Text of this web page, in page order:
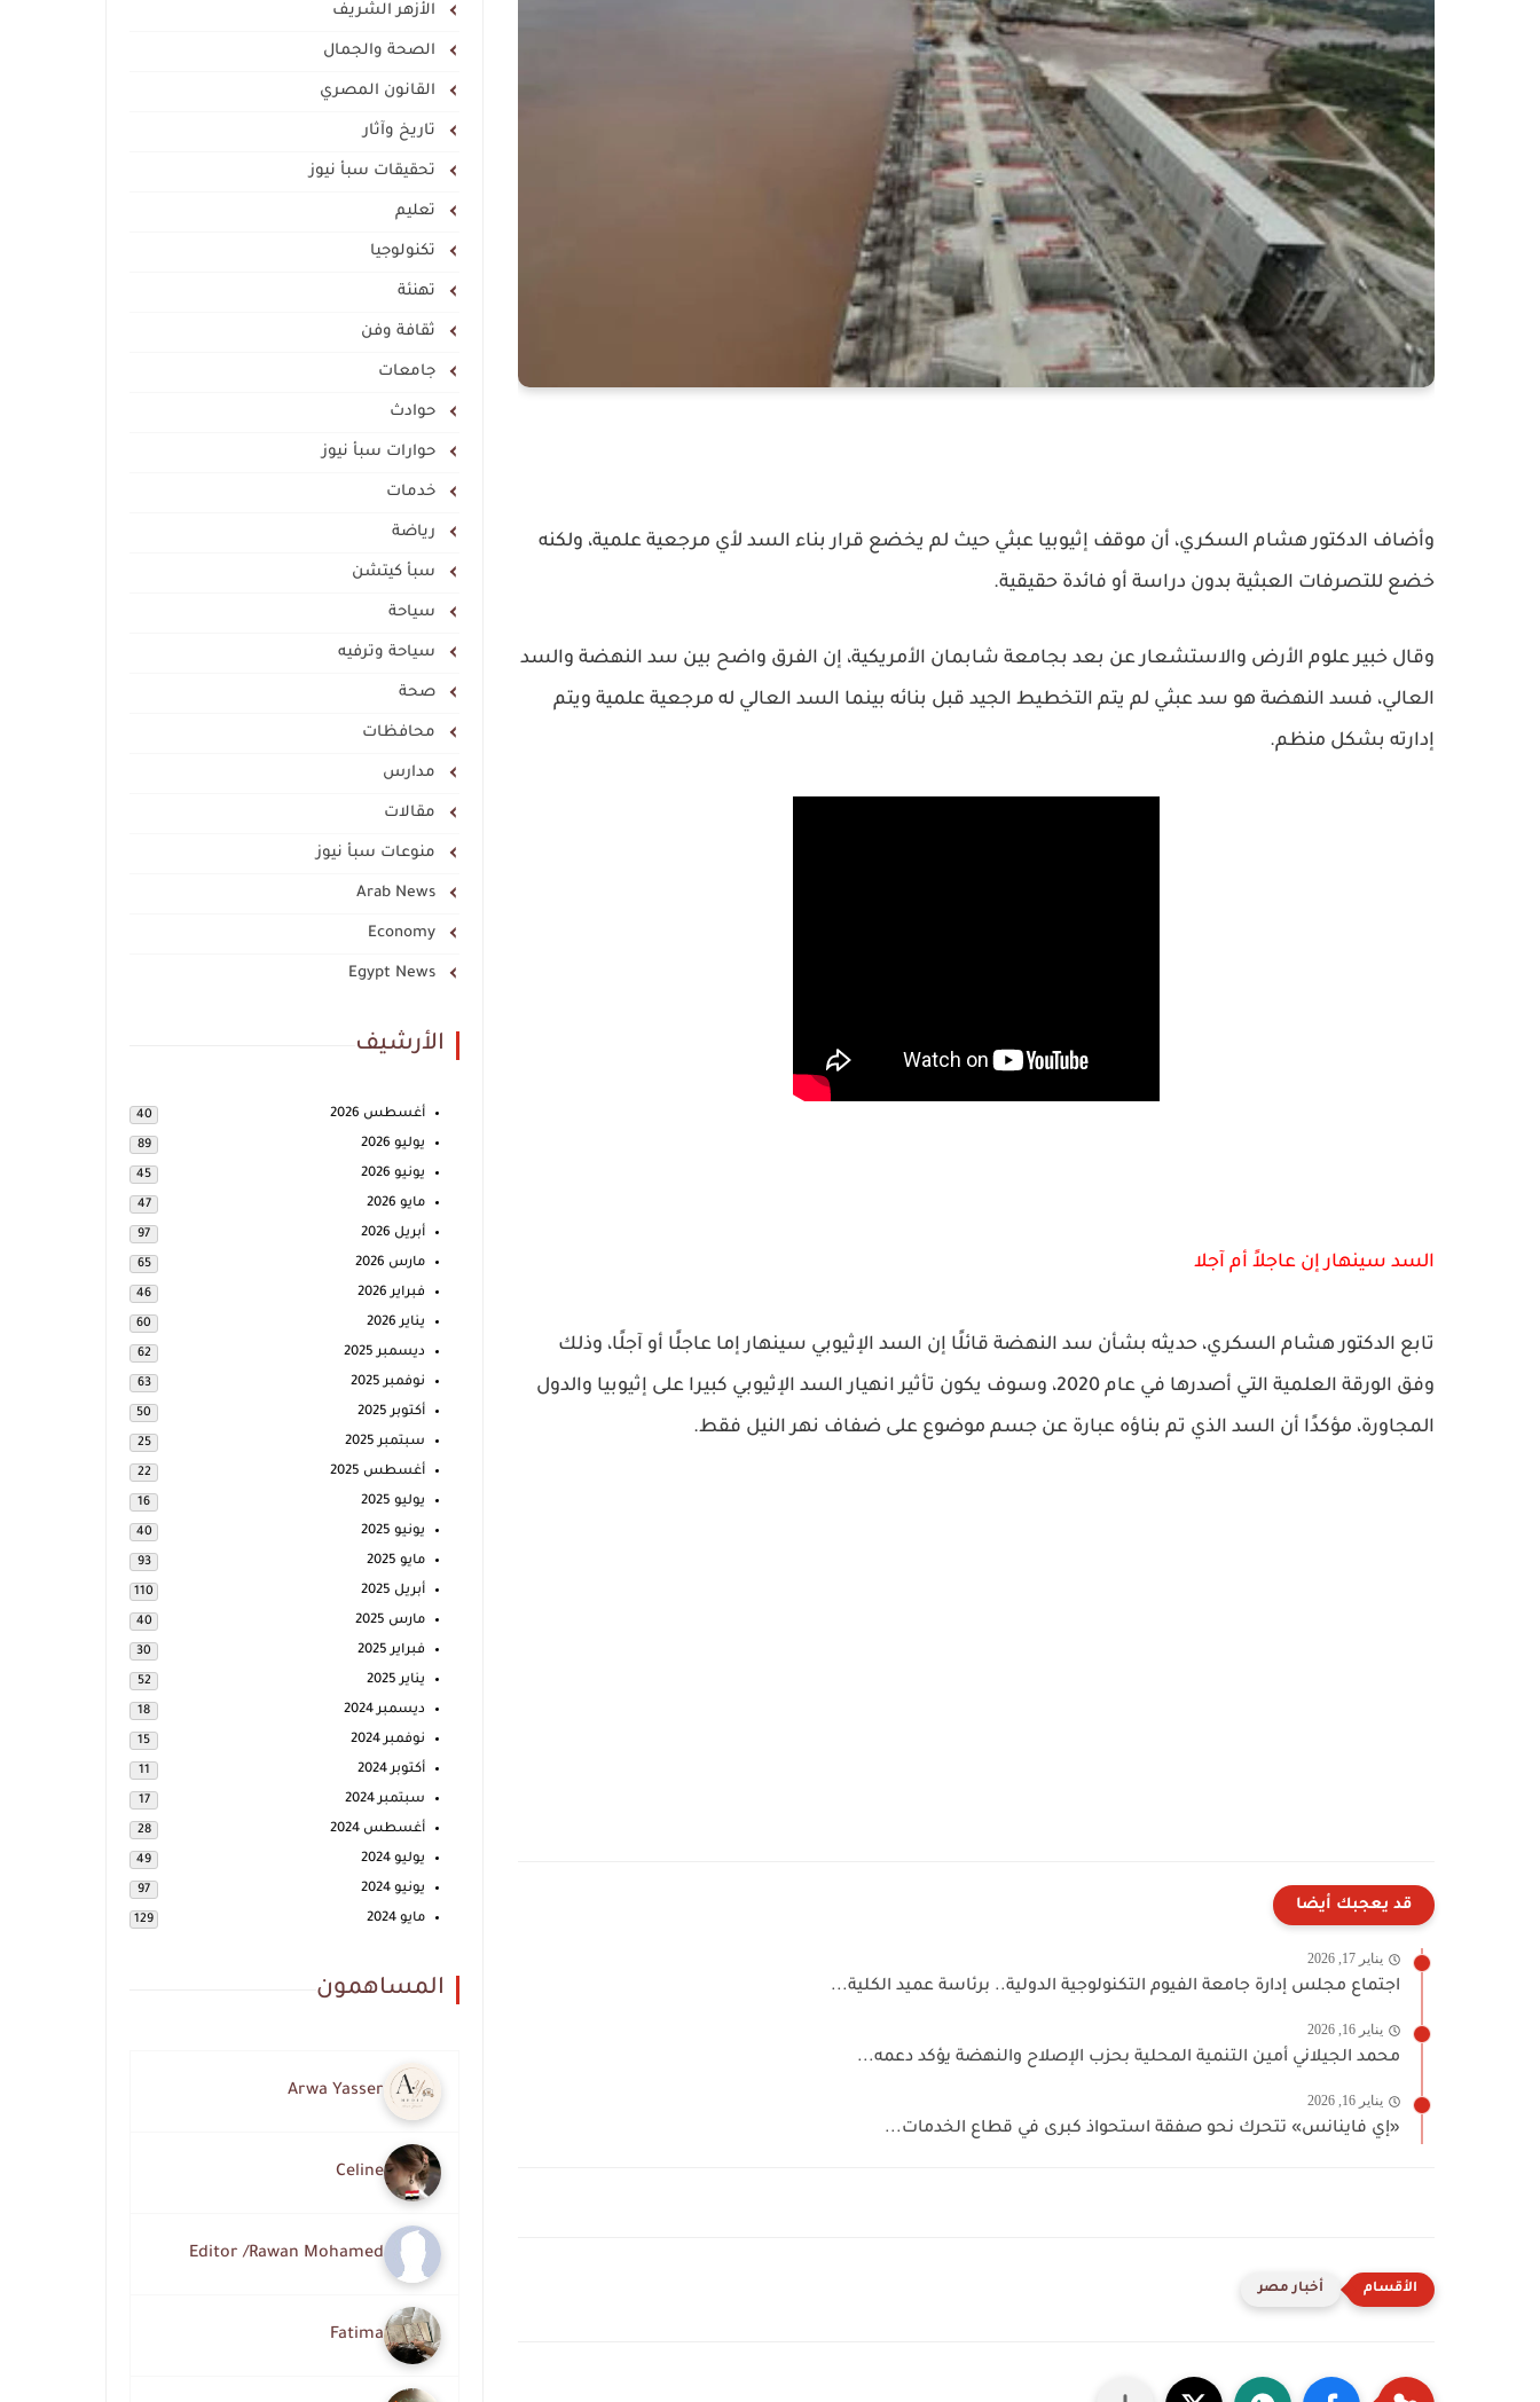
وأضاف الدكتور هشام السكري، أن موقف إثيوبيا عبثي حيث لم يخضع قرار بناء السد لأي مرجعية علمية، ولكنه
خضع للتصرفات العبثية بدون دراسة أو فائدة حقيقية.
وقال خبير علوم الأرض والاستشعار عن بعد بجامعة شابمان الأمريكية، إن الفرق واضح بين سد النهضة والسد
العالي، فسد النهضة هو سد عبثي لم يتم التخطيط الجيد قبل بنائه بينما السد العالي له مرجعية علمية ويتم
إدارته بشكل منظم.
السد سينهار إن عاجلاً أم آجلا
تابع الدكتور هشام السكري، حديثه بشأن سد النهضة قائلًا إن السد الإثيوبي سينهار إما عاجلًا أو آجلًا، وذلك
وفق الورقة العلمية التي أصدرها في عام 2020، وسوف يكون تأثير انهيار السد الإثيوبي كبيرا على إثيوبيا والدول
المجاورة، مؤكدًا أن السد الذي تم بناؤه عبارة عن جسم موضوع على ضفاف نهر النيل فقط.
قد يعجبك أيضا
يناير 17, 2026
اجتماع مجلس إدارة جامعة الفيوم التكنولوجية الدولية.. برئاسة عميد الكلية...
يناير 16, 2026
محمد الجيلاني أمين التنمية المحلية بحزب الإصلاح والنهضة يؤكد دعمه...
يناير 16, 2026
«إي فاينانس» تتحرك نحو صفقة استحواذ كبرى في قطاع الخدمات...
أخبار مصر
الأزهر الشريف
الصحة والجمال
القانون المصري
تاريخ وآثار
تحقيقات سبأ نيوز
تعليم
تكنولوجيا
تهنئة
ثقافة وفن
جامعات
حوادث
حوارات سبأ نيوز
خدمات
رياضة
سبأ كيتشن
سياحة
سياحة وترفيه
صحة
محافظات
مدارس
مقالات
منوعات سبأ نيوز
Arab News
Economy
Egypt News
الأرشيف
أغسطس 2026 40
يوليو 2026 89
يونيو 2026 45
مايو 2026 47
أبريل 2026 97
مارس 2026 65
فبراير 2026 46
يناير 2026 60
ديسمبر 2025 62
نوفمبر 2025 63
أكتوبر 2025 50
سبتمبر 2025 25
أغسطس 2025 22
يوليو 2025 16
يونيو 2025 40
مايو 2025 93
أبريل 2025 110
مارس 2025 40
فبراير 2025 30
يناير 2025 52
ديسمبر 2024 18
نوفمبر 2024 15
أكتوبر 2024 11
سبتمبر 2024 17
أغسطس 2024 28
يوليو 2024 49
يونيو 2024 97
مايو 2024 129
المساهمون
Arwa Yasser
Celine
Editor /Rawan Mohamed
Fatima